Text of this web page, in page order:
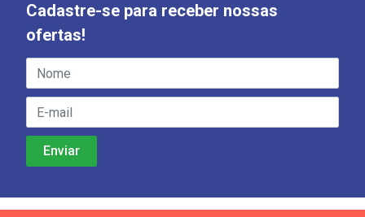
Cadastre-se para receber nossas
ofertas!